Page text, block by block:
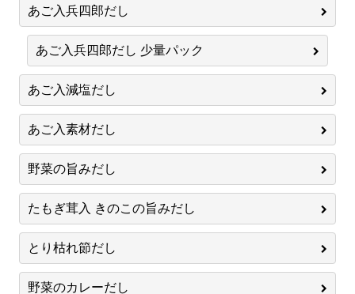
あご入兵四郎だし
あご入兵四郎だし 少量パック
あご入減塩だし
あご入素材だし
野菜の旨みだし
たもぎ茸入 きのこの旨みだし
とり枯れ節だし
野菜のカレーだし